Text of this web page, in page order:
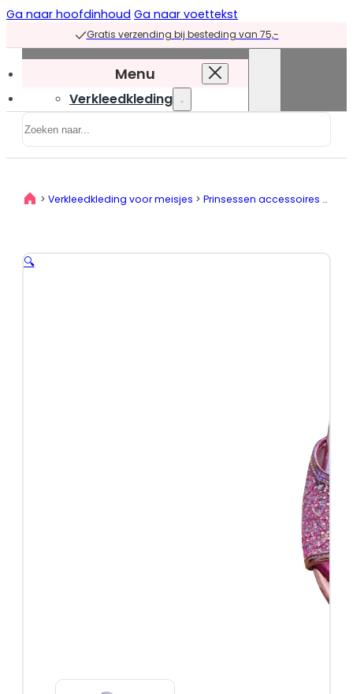
Ga naar hoofdinhoud Ga naar voettekst
Gratis verzending bij besteding van 75,-
Menu
Verkleedkleding
Verkleedkleding
Prinsessenjurken
Zoeken
> Verkleedkleding voor meisjes > Prinsessen accessoires
🔍